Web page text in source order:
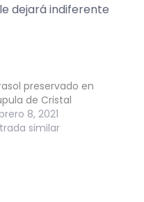
dejará indiferente
preservado en
de Cristal
8, 2021
similar